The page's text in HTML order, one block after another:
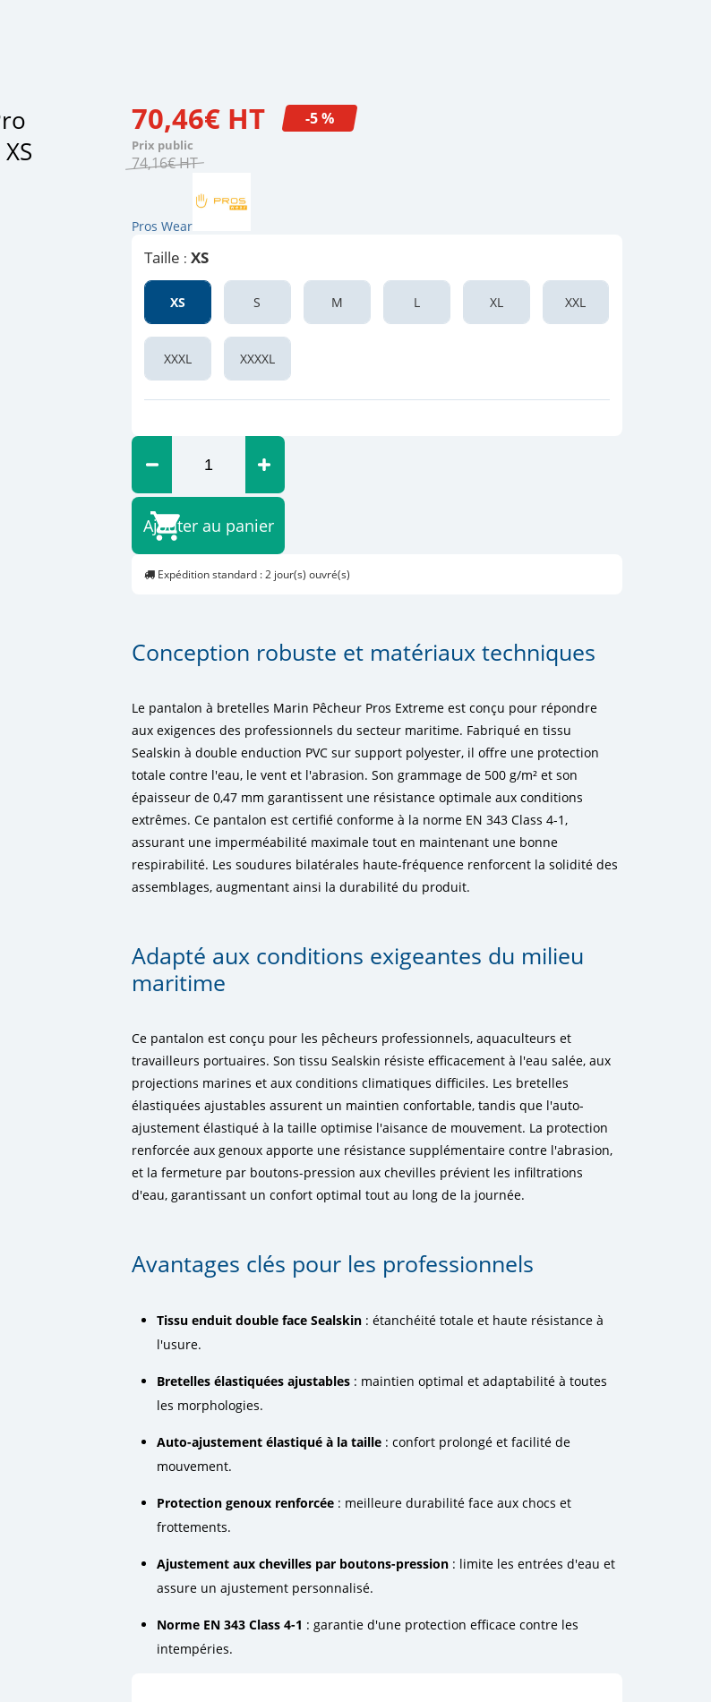
70,46€ HT
Prix public
74,16€HT
-5 %
Pros Wear
Taille : XS
XS S M L XL XXL
XXXL XXXXL
Ajouter au panier
Expédition standard : 2 jour(s) ouvré(s)
Conception robuste et matériaux techniques
Le pantalon à bretelles Marin Pêcheur Pros Extreme est conçu pour répondre
aux exigences des professionnels du secteur maritime. Fabriqué en tissu
Sealskin à double enduction PVC sur support polyester, il offre une protection
totale contre l'eau, le vent et l'abrasion. Son grammage de 500 g/m² et son
épaisseur de 0,47 mm garantissent une résistance optimale aux conditions
extrêmes. Ce pantalon est certifié conforme à la norme EN 343 Class 4-1,
assurant une imperméabilité maximale tout en maintenant une bonne
respirabilité. Les soudures bilatérales haute-fréquence renforcent la solidité des
assemblages, augmentant ainsi la durabilité du produit.
Adapté aux conditions exigeantes du milieu
maritime
Ce pantalon est conçu pour les pêcheurs professionnels, aquaculteurs et
travailleurs portuaires. Son tissu Sealskin résiste efficacement à l'eau salée, aux
projections marines et aux conditions climatiques difficiles. Les bretelles
élastiquées ajustables assurent un maintien confortable, tandis que l'auto-
ajustement élastiqué à la taille optimise l'aisance de mouvement. La protection
renforcée aux genoux apporte une résistance supplémentaire contre l'abrasion,
et la fermeture par boutons-pression aux chevilles prévient les infiltrations
d'eau, garantissant un confort optimal tout au long de la journée.
Avantages clés pour les professionnels
Tissu enduit double face Sealskin : étanchéité totale et haute résistance à
l'usure.
Bretelles élastiquées ajustables : maintien optimal et adaptabilité à toutes
les morphologies.
Auto-ajustement élastiqué à la taille : confort prolongé et facilité de
mouvement.
Protection genoux renforcée : meilleure durabilité face aux chocs et
frottements.
Ajustement aux chevilles par boutons-pression : limite les entrées d'eau et
assure un ajustement personnalisé.
Norme EN 343 Class 4-1 : garantie d'une protection efficace contre les
intempéries.